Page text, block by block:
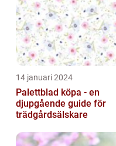
14 januari 2024
Palettblad köpa - en
djupgående guide för
trädgårdsälskare